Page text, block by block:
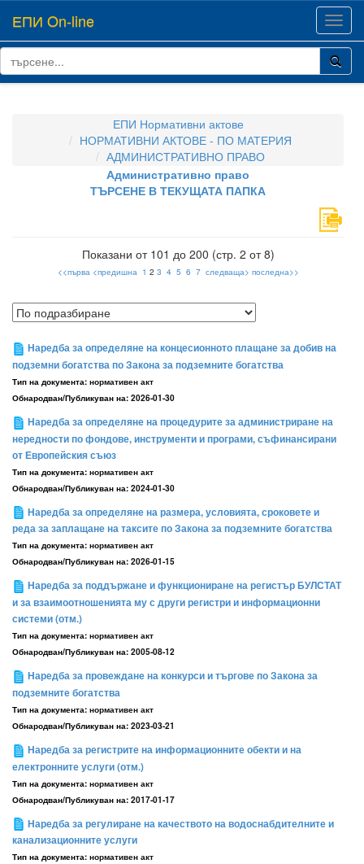
ЕПИ On-line
ЕПИ Нормативни актове
НОРМАТИВНИ АКТОВЕ - ПО МАТЕРИЯ
АДМИНИСТРАТИВНО ПРАВО
Административно право
ТЪРСЕНЕ В ТЕКУЩАТА ПАПКА
Показани от 101 до 200 (стр. 2 от 8)
<<първа <предишна 1 2 3 4 5 6 7 следваща> последна>>
Наредба за определяне на концесионното плащане за добив на
подземни богатства по Закона за подземните богатства
Тип на документа: нормативен акт
Обнародван/Публикуван на: 2026-01-30
Наредба за определяне на процедурите за администриране на
нередности по фондове, инструменти и програми, съфинансирани
от Европейския съюз
Тип на документа: нормативен акт
Обнародван/Публикуван на: 2024-01-30
Наредба за определяне на размера, условията, сроковете и
реда за заплащане на таксите по Закона за подземните богатства
Тип на документа: нормативен акт
Обнародван/Публикуван на: 2026-01-15
Наредба за поддържане и функциониране на регистър БУЛСТАТ
и за взаимоотношенията му с други регистри и информационни
системи (отм.)
Тип на документа: нормативен акт
Обнародван/Публикуван на: 2005-08-12
Наредба за провеждане на конкурси и търгове по Закона за
подземните богатства
Тип на документа: нормативен акт
Обнародван/Публикуван на: 2023-03-21
Наредба за регистрите на информационните обекти и на
електронните услуги (отм.)
Тип на документа: нормативен акт
Обнародван/Публикуван на: 2017-01-17
Наредба за регулиране на качеството на водоснабдителните и
канализационните услуги
Тип на документа: нормативен акт